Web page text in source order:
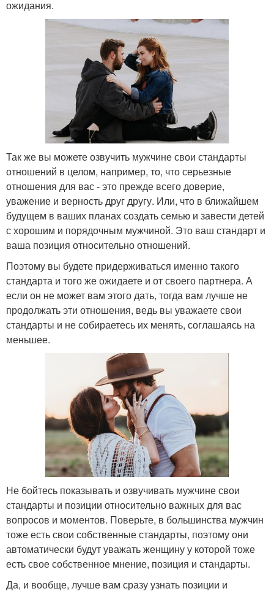
ожидания.
Так же вы можете озвучить мужчине свои стандарты
отношений в целом, например, то, что серьезные
отношения для вас - это прежде всего доверие,
уважение и верность друг другу. Или, что в ближайшем
будущем в ваших планах создать семью и завести детей
с хорошим и порядочным мужчиной. Это ваш стандарт и
ваша позиция относительно отношений.
Поэтому вы будете придерживаться именно такого
стандарта и того же ожидаете и от своего партнера. А
если он не может вам этого дать, тогда вам лучше не
продолжать эти отношения, ведь вы уважаете свои
стандарты и не собираетесь их менять, соглашаясь на
меньшее.
Не бойтесь показывать и озвучивать мужчине свои
стандарты и позиции относительно важных для вас
вопросов и моментов. Поверьте, в большинства мужчин
тоже есть свои собственные стандарты, поэтому они
автоматически будут уважать женщину у которой тоже
есть свое собственное мнение, позиция и стандарты.
Да, и вообще, лучше вам сразу узнать позиции и